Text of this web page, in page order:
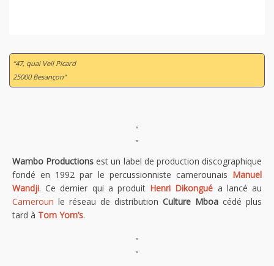
“47, quai Veil Picard
25000 Besançon”
"
"
Wambo Productions est un label de production discographique
fondé en 1992 par le percussionniste camerounais Manuel
Wandji. Ce dernier qui a produit Henri Dikongué a lancé au
Cameroun le réseau de distribution Culture Mboa cédé plus
tard à Tom Yom’s.
"
"